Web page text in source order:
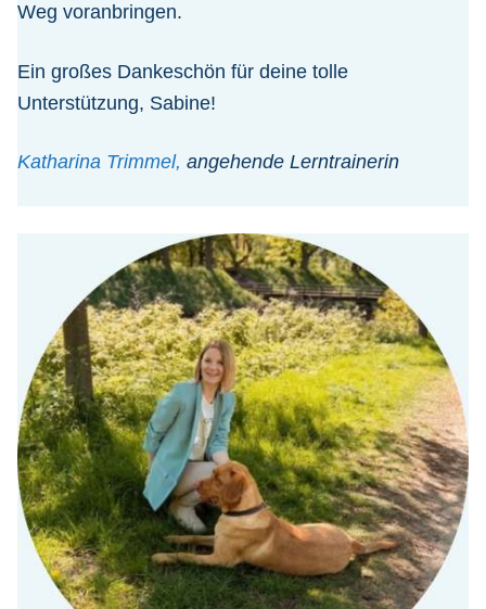
Weg voranbringen.
Ein großes Dankeschön für deine tolle
Unterstützung, Sabine!
Katharina Trimmel, angehende Lerntrainerin